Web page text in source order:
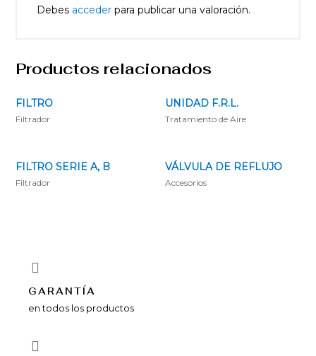
Debes accederpara publicar una valoración.
Productos relacionados
FILTRO
Filtrador
UNIDAD F.R.L.
Tratamiento de Aire
FILTRO SERIE A, B
Filtrador
VÁLVULA DE REFLUJO
Accesorios
GARANTÍA
en todos los productos